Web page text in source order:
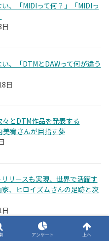
、「MIDIって何？」「MIDIっ
、「DTMとDAWって何が違う
日
とDTM作品を発表する
美宥さんが目指す夢
リースも実現、世界で活躍す
、ヒロイズムさんの足跡と次
アンケート 上へ